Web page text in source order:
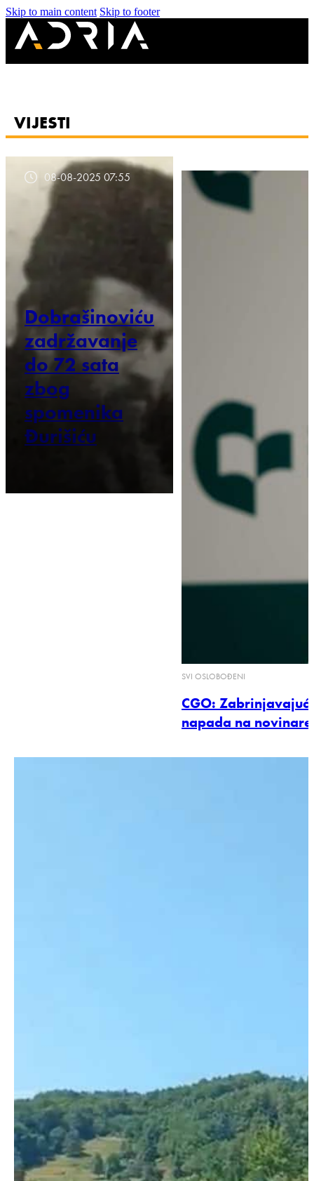
Skip to main content Skip to footer
VIJESTI
08-08-2025 07:55
Dobrašinoviću
zadržavanje
do 72 sata
zbog
spomenika
Đurišiću
SVI OSLOBOĐENI
CGO:
napada na